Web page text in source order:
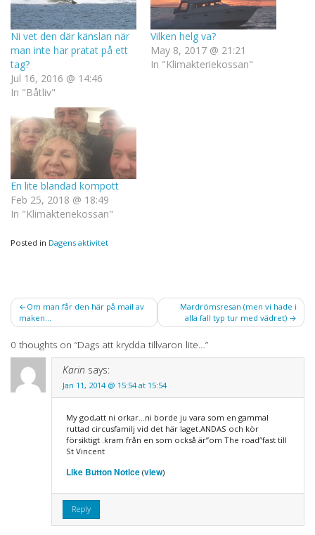
Ni vet den där känslan när
man inte har pratat på ett
tag?
Jul 16, 2016 @ 14:46
In "Båtliv"
Vilken helg va?
May 8, 2017 @ 21:21
In "Klimakteriekossan"
En lite blandad kompott
Feb 25, 2018 @ 18:49
In "Klimakteriekossan"
Posted in Dagens aktivitet
Post
navigation
Om man får den här på mail av
maken…
Mardrömsresan (men vi hade i
alla fall typ tur med vädret)
0 thoughts on “Dags att krydda tillvaron lite…”
Karin says:
Jan 11, 2014 @ 15:54 at 15:54
My god,att ni orkar…ni borde ju vara som en gammal
ruttad circusfamilj vid det här laget.ANDAS och kör
försiktigt .kram från en som också är”om The road”fast till
St Vincent
Like Button Notice(view)
Reply